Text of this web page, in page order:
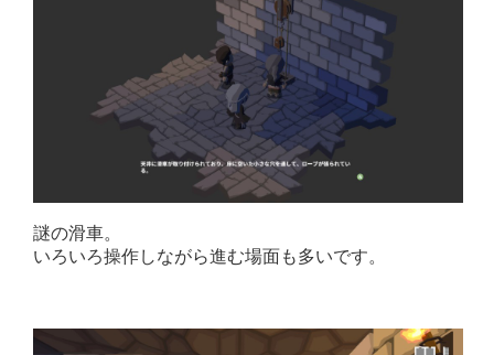
謎の滑車。
いろいろ操作しながら進む場面も多いです。